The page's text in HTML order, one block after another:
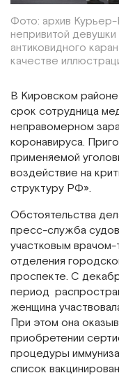
Фото: архив
непривитой
антиковидного
качестве
В Кировском
срок сотрудница
неправомерном
коронавируса.
применяемой
воздействие на
структуру РФ».
Обстоятельства
пресс-служба
участковым врачом-
отделения
проспекте. С
период
женщина
При этом она
приобретении
процедуры
список